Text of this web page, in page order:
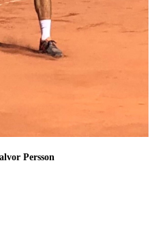
Persson